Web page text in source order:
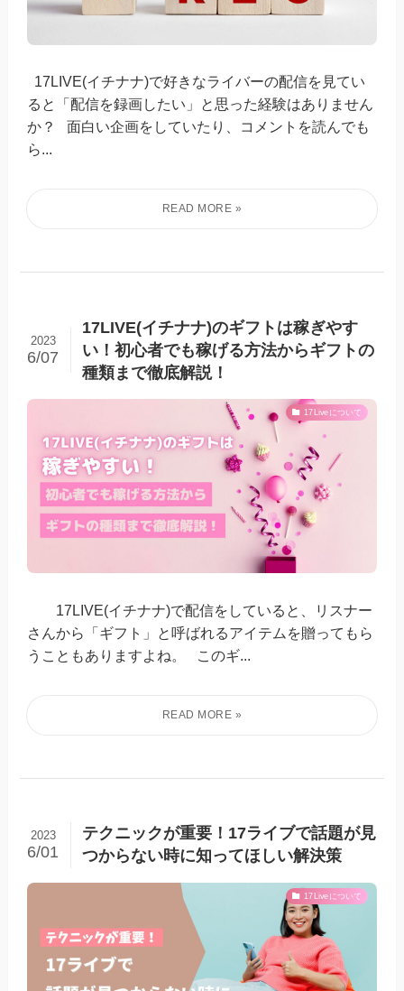
17LIVE(イチナナ)で好きなライバーの配信を見てい
ると「配信を録画したい」と思った経験はありません
か？ 面白い企画をしていたり、コメントを読んでも
ら...
17LIVE(イチナナ)のギフトは稼ぎやす
い！初心者でも稼げる方法からギフトの
種類まで徹底解説！
2023
6/07
17Liveについて
17LIVE(イチナナ)で配信をしていると、リスナー
さんから「ギフト」と呼ばれるアイテムを贈ってもら
うこともありますよね。 このギ...
テクニックが重要！17ライブで話題が見
つからない時に知ってほしい解決策
2023
6/01
17Liveについて